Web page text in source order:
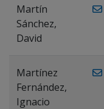
Martín
Sánchez,
David
Martínez
Fernández,
Ignacio